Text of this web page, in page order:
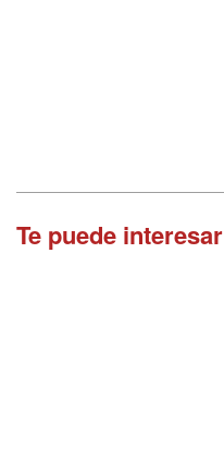
Te puede interesar